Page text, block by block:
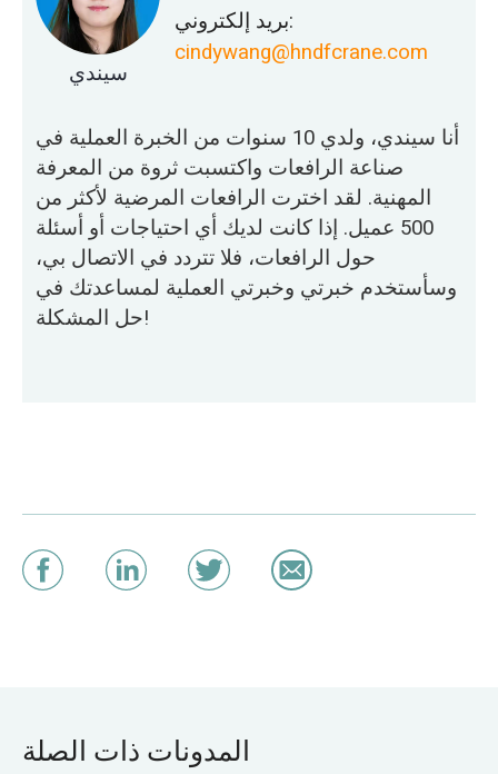
سيندي
بريد إلكتروني:
cindywang@hndfcrane.com
أنا سيندي، ولدي 10 سنوات من الخبرة العملية في
صناعة الرافعات واكتسبت ثروة من المعرفة
المهنية. لقد اخترت الرافعات المرضية لأكثر من
500 عميل. إذا كانت لديك أي احتياجات أو أسئلة
حول الرافعات، فلا تتردد في الاتصال بي،
وسأستخدم خبرتي وخبرتي العملية لمساعدتك في
حل المشكلة!
المدونات ذات الصلة